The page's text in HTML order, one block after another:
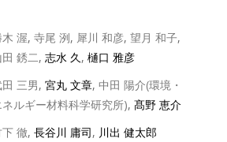
木 渥,寺尾 洌, 犀川 和彦,望月 和子,
田 銹二,志水 久,樋口 雅彦
三男,宮丸 文章,中田 陽介(環境・
ネルギー材料科学研究所),髙野 恵介
徹,長谷川 庸司, 川出 健太郎